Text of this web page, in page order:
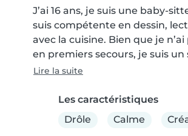
J’ai 16 ans, je suis une baby-
suis compétente en dessin,
avec la cuisine. Bien que je
en premiers secours, je suis
Lire la suite
Les caractéristiques
Drôle
Calme